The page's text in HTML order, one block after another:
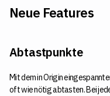
Neue Features
Abtastpunkte
Mit dem in Origin
oft wie nötig abtasten. Bei